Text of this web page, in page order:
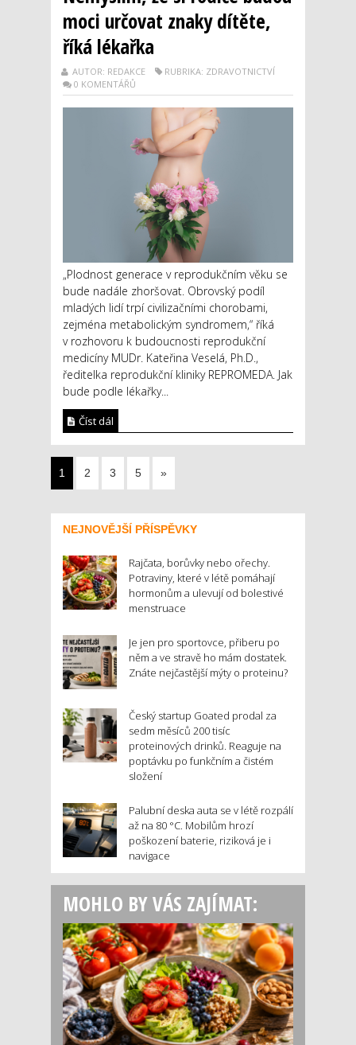
moci určovat znaky dítěte,
říká lékařka
AUTOR: REDAKCE
RUBRIKA: ZDRAVOTNICTVÍ
0 KOMENTÁŘŮ
„Plodnost generace v reprodukčním věku se
bude nadále zhoršovat. Obrovský podíl
mladých lidí trpí civilizačními chorobami,
zejména metabolickým syndromem,“ říká
v rozhovoru k budoucnosti reprodukční
medicíny MUDr. Kateřina Veselá, Ph.D.,
ředitelka reprodukční kliniky REPROMEDA. Jak
bude podle lékařky...
Číst dál
1 2 3 5 »
NEJNOVĚJŠÍ PŘÍSPĚVKY
Rajčata, borůvky nebo ořechy.
Potraviny, které v létě pomáhají
hormonům a ulevují od bolestivé
menstruace
Je jen pro sportovce, přiberu po
něm a ve stravě ho mám dostatek.
Znáte nejčastější mýty o proteinu?
Český startup Goated prodal za
sedm měsíců 200 tisíc
proteinových drinků. Reaguje na
poptávku po funkčním a čistém
složení
Palubní deska auta se v létě rozpálí
až na 80 °C. Mobilům hrozí
poškození baterie, riziková je i
navigace
MOHLO BY VÁS ZAJÍMAT: